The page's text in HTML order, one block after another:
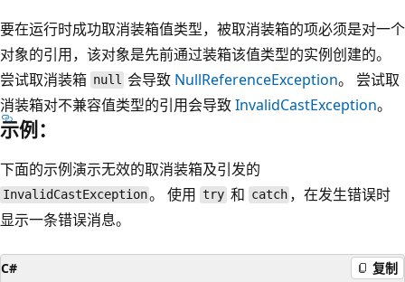
要在运行时成功取消装箱值类型，被取消装箱的项必须是对一个
对象的引用，该对象是先前通过装箱该值类型的实例创建的。
尝试取消装箱 null 会导致 NullReferenceException。 尝试取
消装箱对不兼容值类型的引用会导致InvalidCastException。
示例：
下面的示例演示无效的取消装箱及引发的
InvalidCastException。 使用try和 catch ，在发生错误时
显示一条错误消息。
C# 复制